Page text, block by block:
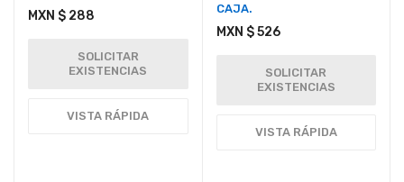
MXN $ 288
SOLICITAR
EXISTENCIAS
VISTA RÁPIDA
CAJA.
MXN $ 526
SOLICITAR
EXISTENCIAS
VISTA RÁPIDA